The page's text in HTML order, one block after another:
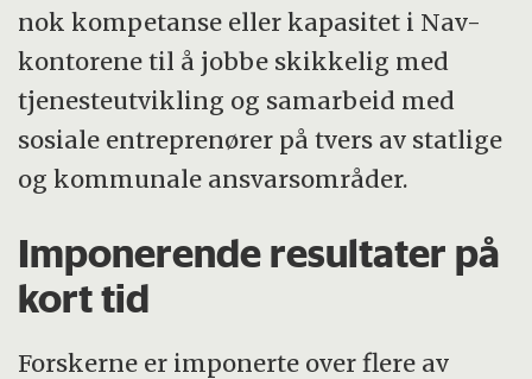
nok kompetanse eller kapasitet i Nav-
kontorene til å jobbe skikkelig med
tjenesteutvikling og samarbeid med
sosiale entreprenører på tvers av statlige
og kommunale ansvarsområder.
Imponerende resultater på
kort tid
Forskerne er imponerte over flere av